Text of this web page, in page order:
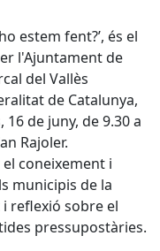
estem fent?’, és el
l'Ajuntament de
del Vallès
de Catalunya,
de juny, de 9.30 a
Rajoler.
coneixement i
municipis de la
reflexió sobre el
pressupostàries.